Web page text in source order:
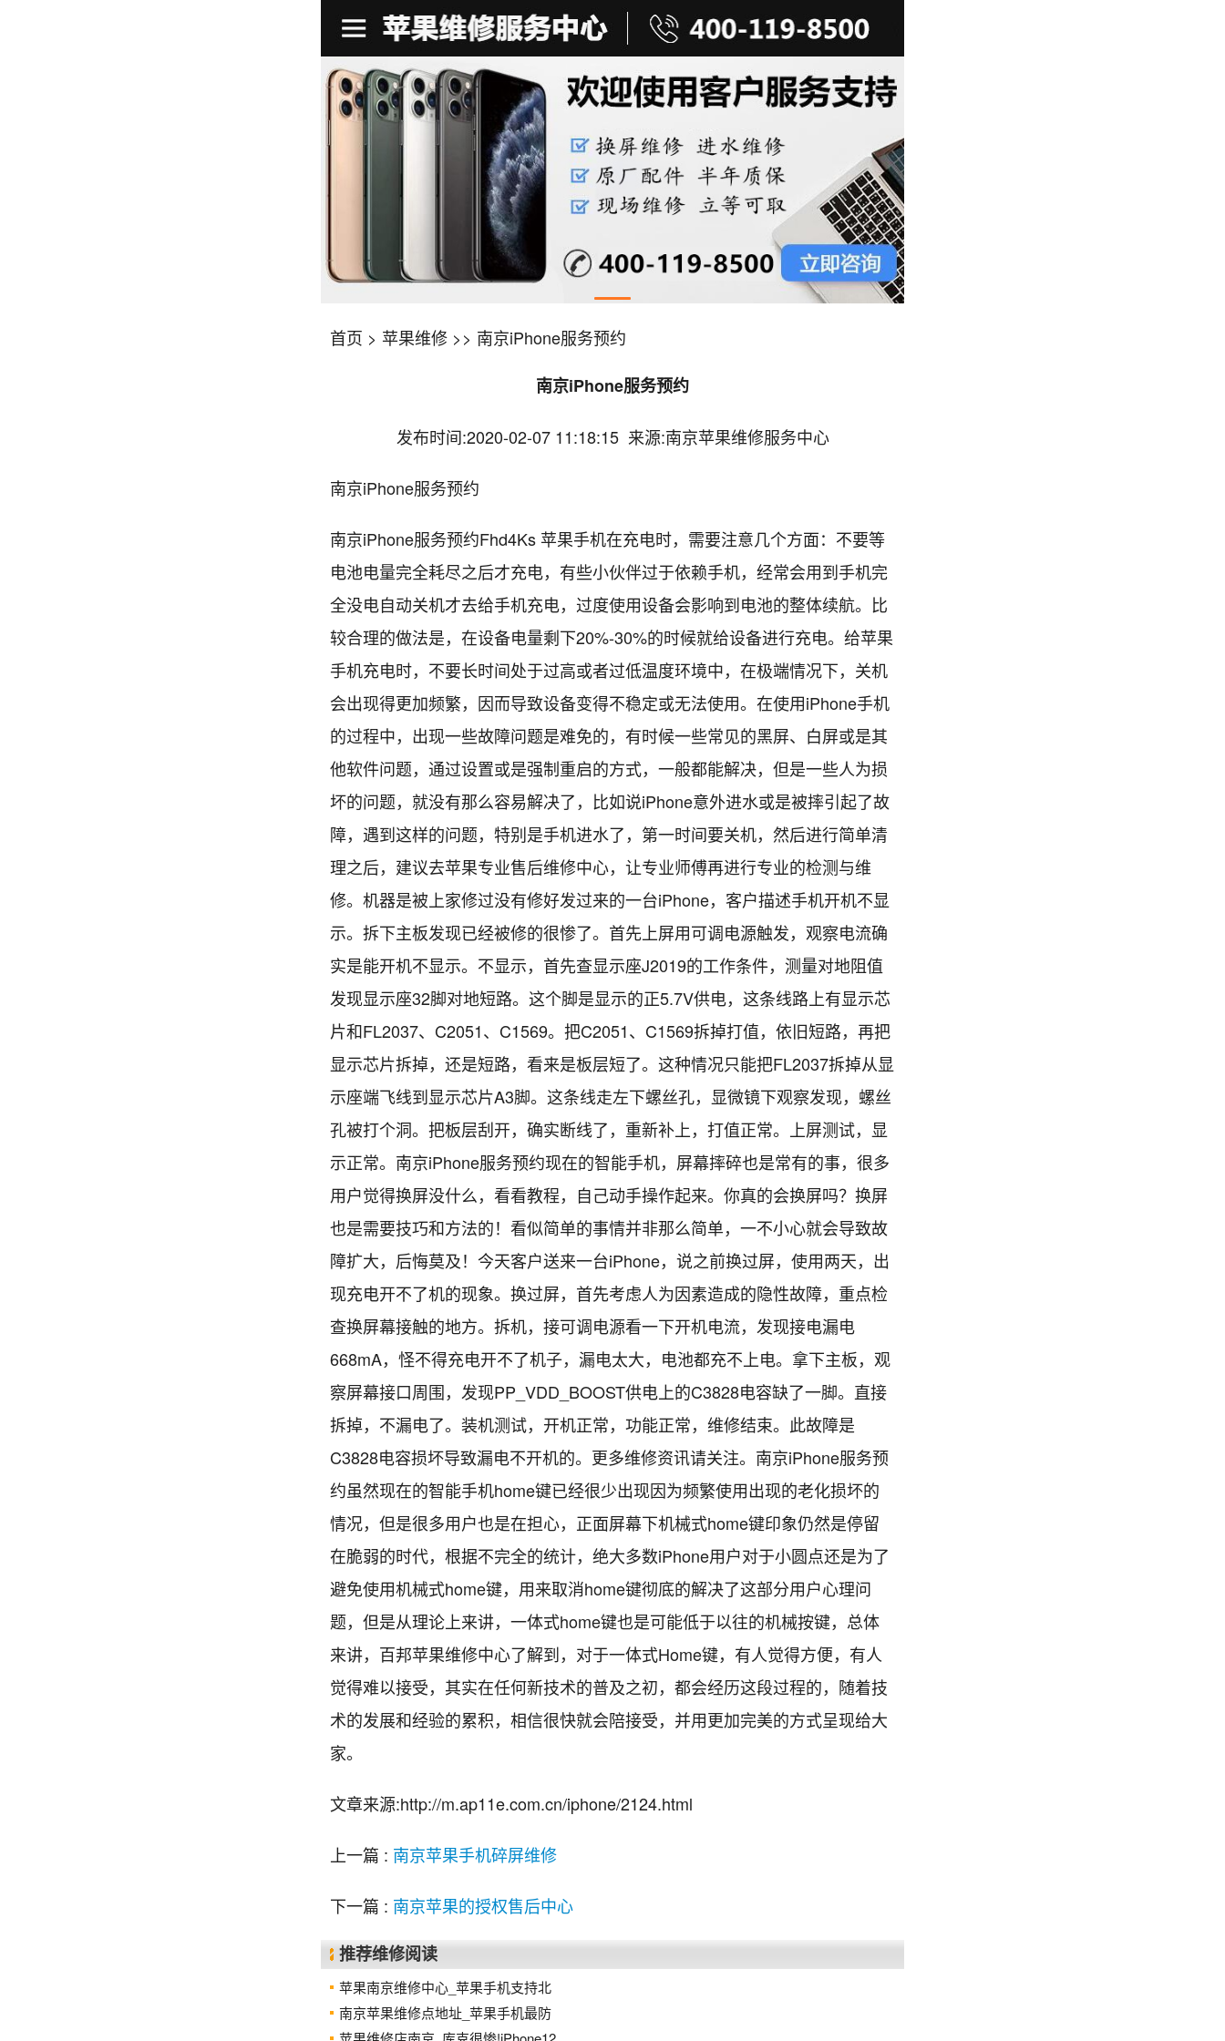
首页 > 苹果维修 >> 南京iPhone服务预约
南京iPhone服务预约
发布时间:2020-02-07 11:18:15 来源:南京苹果维修服务中心
南京iPhone服务预约
南京iPhone服务预约Fhd4Ks 苹果手机在充电时，需要注意几个方面：不要等
电池电量完全耗尽之后才充电，有些小伙伴过于依赖手机，经常会用到手机完
全没电自动关机才去给手机充电，过度使用设备会影响到电池的整体续航。比
较合理的做法是，在设备电量剩下20%-30%的时候就给设备进行充电。给苹果
手机充电时，不要长时间处于过高或者过低温度环境中，在极端情况下，关机
会出现得更加频繁，因而导致设备变得不稳定或无法使用。在使用iPhone手机
的过程中，出现一些故障问题是难免的，有时候一些常见的黑屏、白屏或是其
他软件问题，通过设置或是强制重启的方式，一般都能解决，但是一些人为损
坏的问题，就没有那么容易解决了，比如说iPhone意外进水或是被摔引起了故
障，遇到这样的问题，特别是手机进水了，第一时间要关机，然后进行简单清
理之后，建议去苹果专业售后维修中心，让专业师傅再进行专业的检测与维
修。机器是被上家修过没有修好发过来的一台iPhone，客户描述手机开机不显
示。拆下主板发现已经被修的很惨了。首先上屏用可调电源触发，观察电流确
实是能开机不显示。不显示，首先查显示座J2019的工作条件，测量对地阻值
发现显示座32脚对地短路。这个脚是显示的正5.7V供电，这条线路上有显示芯
片和FL2037、C2051、C1569。把C2051、C1569拆掉打值，依旧短路，再把
显示芯片拆掉，还是短路，看来是板层短了。这种情况只能把FL2037拆掉从显
示座端飞线到显示芯片A3脚。这条线走左下螺丝孔，显微镜下观察发现，螺丝
孔被打个洞。把板层刮开，确实断线了，重新补上，打值正常。上屏测试，显
示正常。南京iPhone服务预约现在的智能手机，屏幕摔碎也是常有的事，很多
用户觉得换屏没什么，看看教程，自己动手操作起来。你真的会换屏吗？换屏
也是需要技巧和方法的！看似简单的事情并非那么简单，一不小心就会导致故
障扩大，后悔莫及！今天客户送来一台iPhone，说之前换过屏，使用两天，出
现充电开不了机的现象。换过屏，首先考虑人为因素造成的隐性故障，重点检
查换屏幕接触的地方。拆机，接可调电源看一下开机电流，发现接电漏电
668mA，怪不得充电开不了机子，漏电太大，电池都充不上电。拿下主板，观
察屏幕接口周围，发现PP_VDD_BOOST供电上的C3828电容缺了一脚。直接
拆掉，不漏电了。装机测试，开机正常，功能正常，维修结束。此故障是
C3828电容损坏导致漏电不开机的。更多维修资讯请关注。南京iPhone服务预
约虽然现在的智能手机home键已经很少出现因为频繁使用出现的老化损坏的
情况，但是很多用户也是在担心，正面屏幕下机械式home键印象仍然是停留
在脆弱的时代，根据不完全的统计，绝大多数iPhone用户对于小圆点还是为了
避免使用机械式home键，用来取消home键彻底的解决了这部分用户心理问
题，但是从理论上来讲，一体式home键也是可能低于以往的机械按键，总体
来讲，百邦苹果维修中心了解到，对于一体式Home键，有人觉得方便，有人
觉得难以接受，其实在任何新技术的普及之初，都会经历这段过程的，随着技
术的发展和经验的累积，相信很快就会陪接受，并用更加完美的方式呈现给大
家。
文章来源:http://m.ap11e.com.cn/iphone/2124.html
上一篇 : 南京苹果手机碎屏维修
下一篇 : 南京苹果的授权售后中心
推荐维修阅读
苹果南京维修中心_苹果手机支持北
南京苹果维修点地址_苹果手机最防